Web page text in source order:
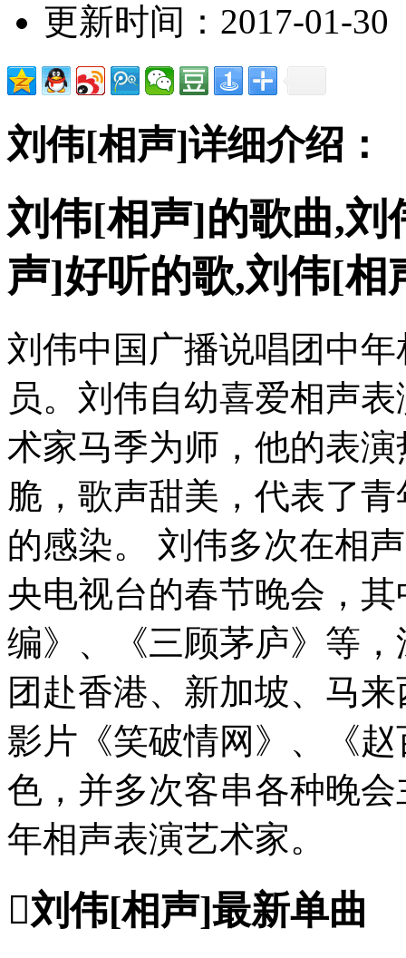
更新时间：2017-01-30
刘伟[相声]详细介绍：
刘伟[相声]的歌曲,
声]好听的歌,刘伟[相
刘伟中国广播说唱团中
员。刘伟自幼喜爱相声
术家马季为师，他的表
脆，歌声甜美，代表了
的感染。 刘伟多次在相
央电视台的春节晚会，
编》、《三顾茅庐》等
团赴香港、新加坡、马
影片《笑破情网》、《
色，并多次客串各种晚
年相声表演艺术家。
刘伟[相声]最新单曲